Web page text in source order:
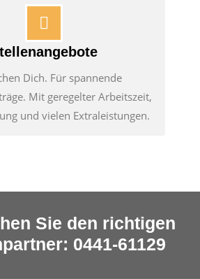
Dich. Für spannende
Mit geregelter Arbeitszeit,
und vielen Extraleistungen.
Sie den richtigen
0441-61129